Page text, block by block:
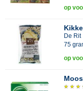
op
De Rit
75
op
Moos